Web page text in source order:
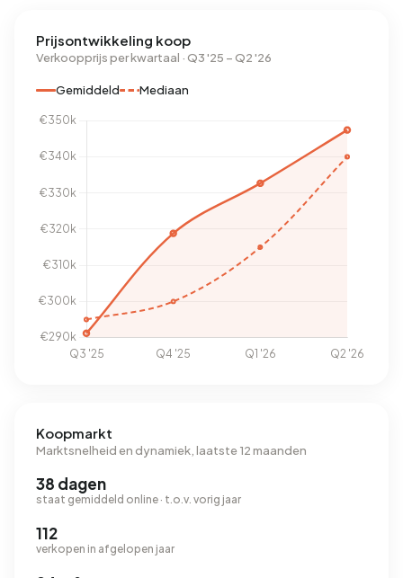
Prijsontwikkeling koop
Verkoopprijs per kwartaal · Q3 '25 – Q2 '26
Gemiddeld Mediaan
Koopmarkt
Marktsnelheid en dynamiek, laatste 12 maanden
38 dagen
staat gemiddeld online · t.o.v. vorig jaar
112
verkopen in afgelopen jaar